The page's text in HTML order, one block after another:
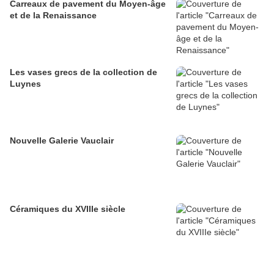
Carreaux de pavement du Moyen-âge
et de la Renaissance
Les vases grecs de la collection de
Luynes
Nouvelle Galerie Vauclair
Céramiques du XVIIIe siècle